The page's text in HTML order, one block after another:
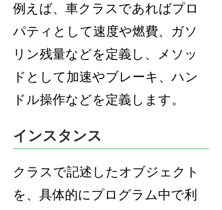
例えば、車クラスであればプロ
パティとして速度や燃費、ガソ
リン残量などを定義し、メソッ
ドとして加速やブレーキ、ハン
ドル操作などを定義します。
インスタンス
クラスで記述したオブジェクト
を、具体的にプログラム中で利